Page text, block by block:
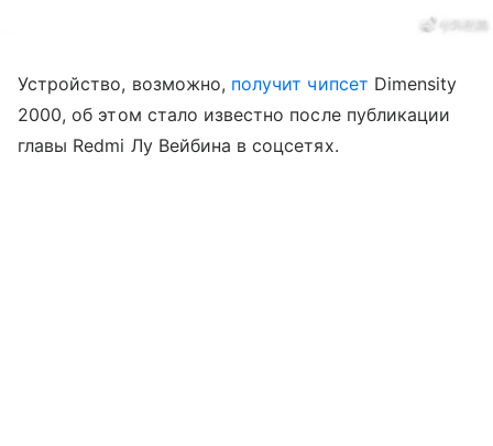
Устройство, возможно, получит чипсет Dimensity
2000, об этом стало известно после публикации
главы Redmi Лу Вейбина в соцсетях.